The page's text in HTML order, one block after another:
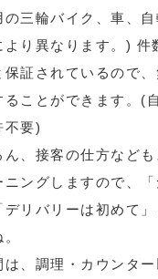
の三輪バイク、車、
より異なります。) 件
証されているので
ることができます。(
不要)
、接客の仕方など
ニングしますので、
リバリーは初めて
、調理・カウンタ